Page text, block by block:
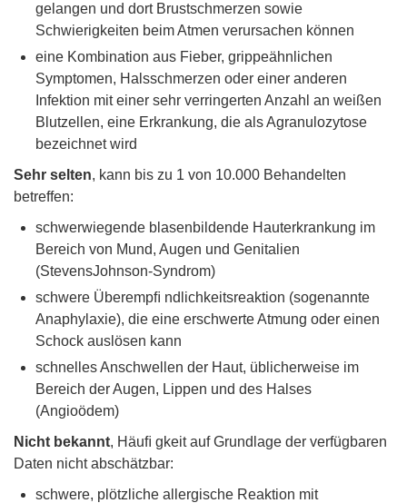
gelangen und dort Brustschmerzen sowie
Schwierigkeiten beim Atmen verursachen können
eine Kombination aus Fieber, grippeähnlichen
Symptomen, Halsschmerzen oder einer anderen
Infektion mit einer sehr verringerten Anzahl an weißen
Blutzellen, eine Erkrankung, die als Agranulozytose
bezeichnet wird
Sehr selten, kann bis zu 1 von 10.000 Behandelten
betreffen:
schwerwiegende blasenbildende Hauterkrankung im
Bereich von Mund, Augen und Genitalien
(StevensJohnson-Syndrom)
schwere Überempﬁ ndlichkeitsreaktion (sogenannte
Anaphylaxie), die eine erschwerte Atmung oder einen
Schock auslösen kann
schnelles Anschwellen der Haut, üblicherweise im
Bereich der Augen, Lippen und des Halses
(Angioödem)
Nicht bekannt, Häuﬁ gkeit auf Grundlage der verfügbaren
Daten nicht abschätzbar:
schwere, plötzliche allergische Reaktion mit